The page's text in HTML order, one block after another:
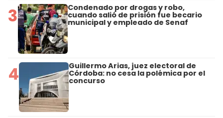
3 Condenado por drogas y robo,
cuando salió de prisión fue becario
municipal y empleado de Senaf
4 Guillermo Arias, juez electoral de
Córdoba: no cesa la polémica por el
concurso